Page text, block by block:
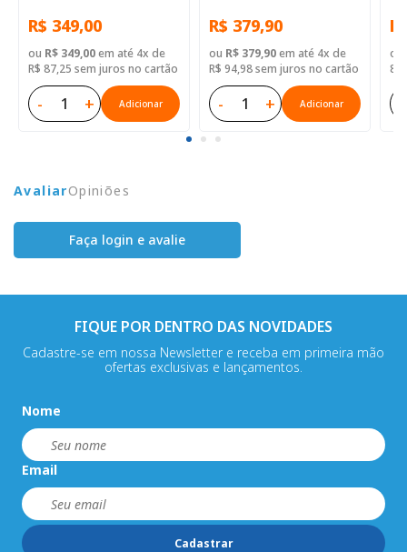
— Mude Brasil
R$ 349,00
ou R$ 349,00em até 4x de
R$ 87,25 sem juros no cartão
- + Adicionar
— 52 Biblias
R$ 379,90
ou R$ 379,90em até 4x de
R$ 94,98 sem juros no cartão
- + Adicionar
ou
AvaliarOpiniões
Faça login e avalie
FIQUE POR DENTRO DAS NOVIDADES
Cadastre-se em nossa Newsletter e receba em primeira mão
ofertas exclusivas e lançamentos.
Nome
Email
Cadastrar